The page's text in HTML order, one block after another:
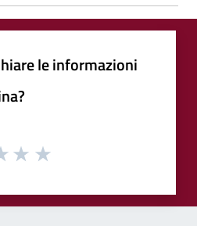
le informazioni